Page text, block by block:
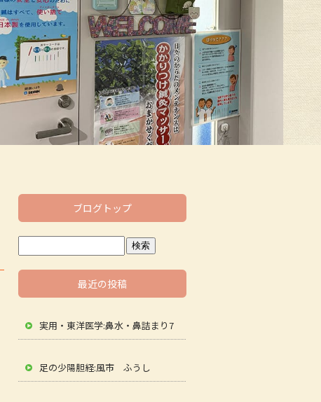
ブログトップ
最近の投稿
実用・東洋医学:鼻水・鼻詰まり7
足の少陽胆経:風市 ふうし